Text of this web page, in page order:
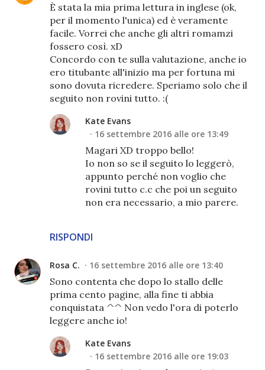
È stata la mia prima lettura in inglese (ok,
per il momento l'unica) ed è veramente
facile. Vorrei che anche gli altri romamzi
fossero così. xD
Concordo con te sulla valutazione, anche io
ero titubante all'inizio ma per fortuna mi
sono dovuta ricredere. Speriamo solo che il
seguito non rovini tutto. :(
RISPONDI
Kate Evans
16 settembre 2016 alle ore 13:49
Magari XD troppo bello!
Io non so se il seguito lo leggerò,
appunto perché non voglio che
rovini tutto c.c che poi un seguito
non era necessario, a mio parere.
Rosa C. 16 settembre 2016 alle ore 13:40
Sono contenta che dopo lo stallo delle
prima cento pagine, alla fine ti abbia
conquistata ^^ Non vedo l'ora di poterlo
leggere anche io!
Kate Evans
16 settembre 2016 alle ore 19:03